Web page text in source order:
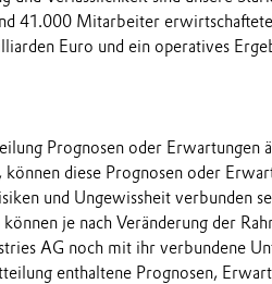
41.000 Mitarbeiter
Euro und ein operatives
Prognosen oder Erwartungen
diese Prognosen oder
und Ungewissheit verbunden
je nach Veränderung der
AG noch mit ihr verbundene
enthaltene Prognosen,